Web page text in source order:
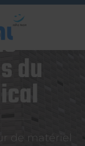
du
de matériel